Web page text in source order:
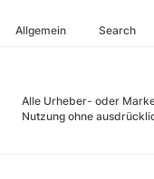
Allgemein Search
Alle Urheber- oder
Nutzung ohne